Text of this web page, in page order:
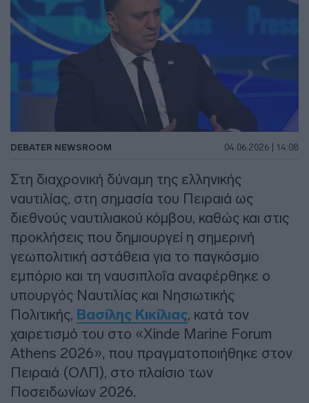
DEBATER NEWSROOM 04.06.2026 | 14:08
Στη διαχρονική δύναμη της ελληνικής
ναυτιλίας, στη σημασία του Πειραιά ως
διεθνούς ναυτιλιακού κόμβου, καθώς και στις
προκλήσεις που δημιουργεί η σημερινή
γεωπολιτική αστάθεια για το παγκόσμιο
εμπόριο και τη ναυσιπλοΐα αναφέρθηκε ο
υπουργός Ναυτιλίας και Νησιωτικής
Πολιτικής, Βασίλης Κικίλιας, κατά τον
χαιρετισμό του στο «Xinde Marine Forum
Athens 2026», που πραγματοποιήθηκε στον
Πειραιά (ΟΛΠ), στο πλαίσιο των
Ποσειδωνίων 2026.